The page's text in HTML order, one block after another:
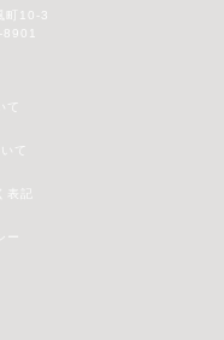
町10-3
て
て
表記
ー